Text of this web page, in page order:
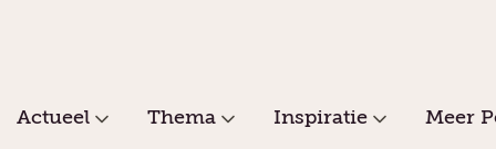
Actueel Thema Inspiratie Meer